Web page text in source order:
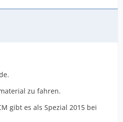
zu fahren.
gibt es als Spezial 2015 bei